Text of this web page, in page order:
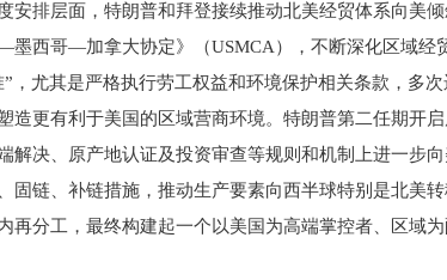
安排层面，特朗普和拜登接续推动北美经贸体系向美
墨西哥—加拿大协定》（USMCA），不断深化区域经
，尤其是严格执行劳工权益和环境保护相关条款，多
造更有利于美国的区域营商环境。特朗普第二任期开
解决、原产地认证及投资审查等规则和机制上进一步
固链、补链措施，推动生产要素向西半球特别是北美
再分工，最终构建起一个以美国为高端掌控者、区域